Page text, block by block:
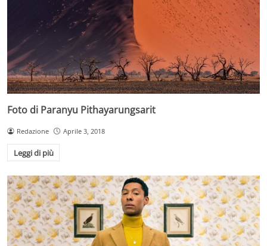
Foto di Paranyu Pithayarungsarit
Redazione Aprile 3, 2018
Leggi di più